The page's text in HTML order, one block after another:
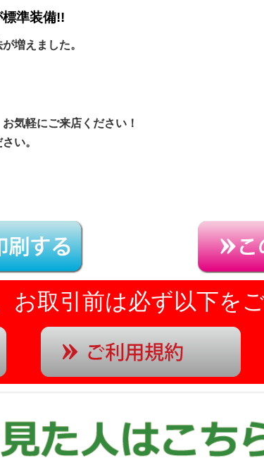
標準装備!!
増えました。
気軽にご来店ください！
い。
取引前は必ず以下をご